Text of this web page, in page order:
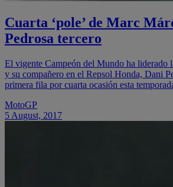
Cuarta ‘pole’ de Marc
Pedrosa tercero
El vigente Campeón del Mundo ha liderado
y su compañero en el Repsol Honda, Dani
primera fila por cuarta ocasión esta
MotoGP
5 August, 2017